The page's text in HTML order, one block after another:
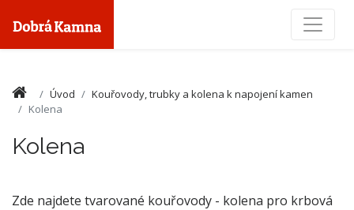
Úvod
Kouřovody, trubky a kolena k napojení kamen
Kolena
Kolena
Zde najdete tvarované kouřovody - kolena pro krbová